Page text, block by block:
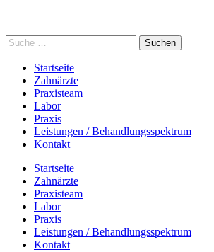
Startseite
Zahnärzte
Praxisteam
Labor
Praxis
Leistungen / Behandlungsspektrum
Kontakt
Startseite
Zahnärzte
Praxisteam
Labor
Praxis
Leistungen / Behandlungsspektrum
Kontakt